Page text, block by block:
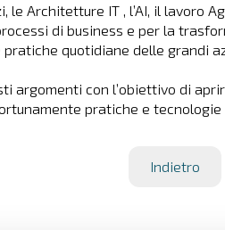
Architetture IT , l’AI, il lavoro
di business e per la
quotidiane delle grandi
argomenti con l’obiettivo di
pratiche e
Indietro